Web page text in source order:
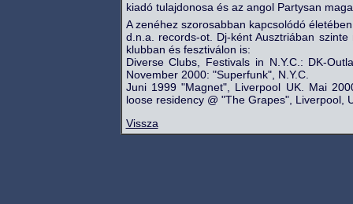
kiadó tulajdonosa és az angol Partysan
A zenéhez szorosabban kapcsolódó
d.n.a. records-ot. Dj-ként Ausztriában
klubban és fesztiválon is:
Diverse Clubs, Festivals in N.Y.C.: DK-
November 2000: "Superfunk", N.Y.C.
Juni 1999 "Magnet", Liverpool UK. Mai
loose residency @ "The Grapes", Liverpool,
Vissza